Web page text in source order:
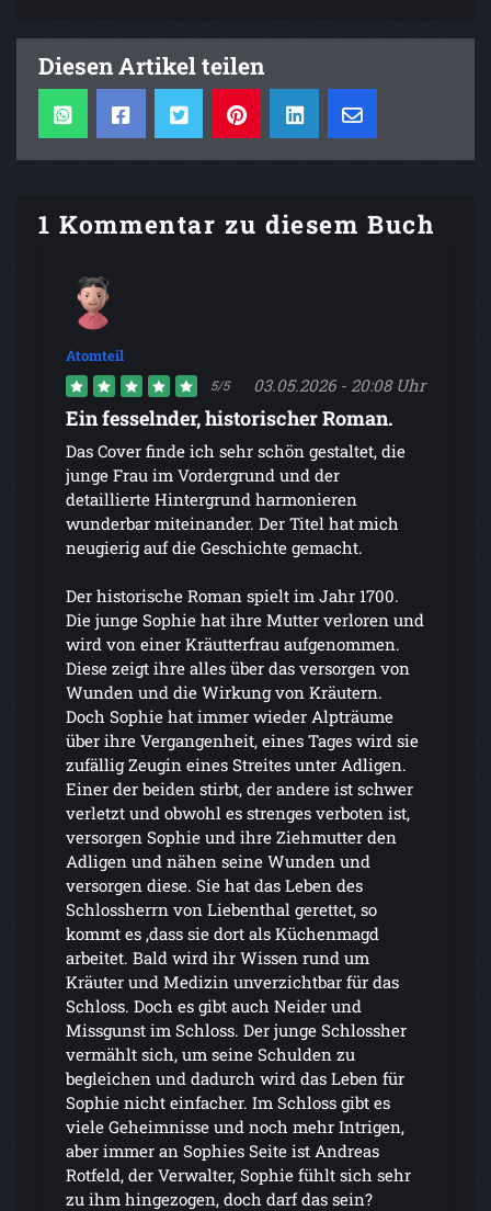
Diesen Artikel teilen
1 Kommentar zu diesem Buch
Atomteil
5/5 03.05.2026 - 20:08 Uhr
Ein fesselnder, historischer Roman.
Das Cover finde ich sehr schön gestaltet, die
junge Frau im Vordergrund und der
detaillierte Hintergrund harmonieren
wunderbar miteinander. Der Titel hat mich
neugierig auf die Geschichte gemacht.
Der historische Roman spielt im Jahr 1700.
Die junge Sophie hat ihre Mutter verloren und
wird von einer Kräutterfrau aufgenommen.
Diese zeigt ihre alles über das versorgen von
Wunden und die Wirkung von Kräutern.
Doch Sophie hat immer wieder Alpträume
über ihre Vergangenheit, eines Tages wird sie
zufällig Zeugin eines Streites unter Adligen.
Einer der beiden stirbt, der andere ist schwer
verletzt und obwohl es strenges verboten ist,
versorgen Sophie und ihre Ziehmutter den
Adligen und nähen seine Wunden und
versorgen diese. Sie hat das Leben des
Schlossherrn von Liebenthal gerettet, so
kommt es ,dass sie dort als Küchenmagd
arbeitet. Bald wird ihr Wissen rund um
Kräuter und Medizin unverzichtbar für das
Schloss. Doch es gibt auch Neider und
Missgunst im Schloss. Der junge Schlossher
vermählt sich, um seine Schulden zu
begleichen und dadurch wird das Leben für
Sophie nicht einfacher. Im Schloss gibt es
viele Geheimnisse und noch mehr Intrigen,
aber immer an Sophies Seite ist Andreas
Rotfeld, der Verwalter, Sophie fühlt sich sehr
zu ihm hingezogen, doch darf das sein?